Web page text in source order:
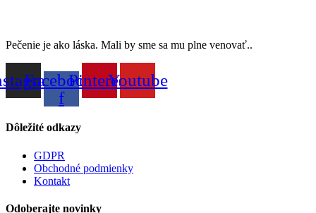
Pečenie je ako láska. Mali by sme sa mu plne venovať..
Facebook-
f
PinterestYoutube
Dôležité odkazy
GDPR
Obchodné podmienky
Kontakt
Odoberajte novinky